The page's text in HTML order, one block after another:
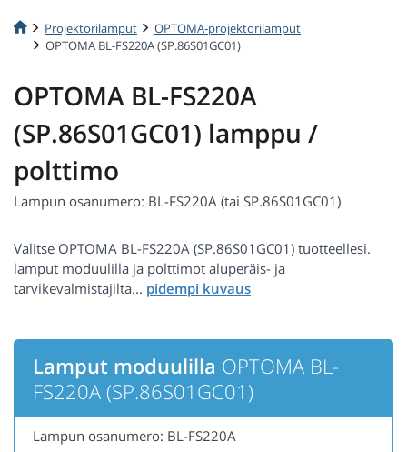
Projektorilamput
OPTOMA-projektorilamput
OPTOMA BL-FS220A (SP.86S01GC01)
OPTOMA BL-FS220A
(SP.86S01GC01) lamppu /
polttimo
Lampun osanumero: BL-FS220A (tai SP.86S01GC01)
Valitse OPTOMA BL-FS220A (SP.86S01GC01) tuotteellesi.
lamput moduulilla ja polttimot aluperäis- ja
tarvikevalmistajilta...
Lamput moduulilla OPTOMA BL-
FS220A (SP.86S01GC01)
Lampun osanumero: BL-FS220A